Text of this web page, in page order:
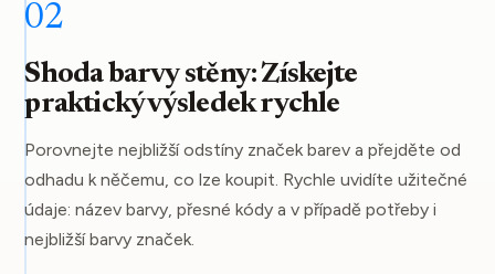
02
Shoda barvy stěny: Získejte
praktický výsledek rychle
Porovnejte nejbližší odstíny značek barev a přejděte od
odhadu k něčemu, co lze koupit. Rychle uvidíte užitečné
údaje: název barvy, přesné kódy a v případě potřeby i
nejbližší barvy značek.